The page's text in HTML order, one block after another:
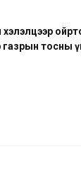
тосны